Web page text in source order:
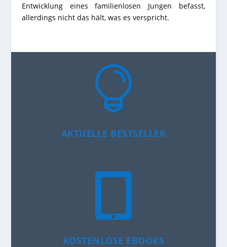
Entwicklung eines familienlosen Jungen befasst,
allerdings nicht das hält, was es verspricht.

AKTUELLE BESTSELLER
KOSTENLOSE EBOOKS